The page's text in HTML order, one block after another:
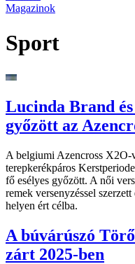
Magazinok
Sport
Lucinda Brand
győzött az
A belgiumi Azencross X2O-
terepkerékpáros
fő esélyes győzött. A női
remek versenyzéssel
helyen ért célba.
A búvárúszó
zárt 2025-ben